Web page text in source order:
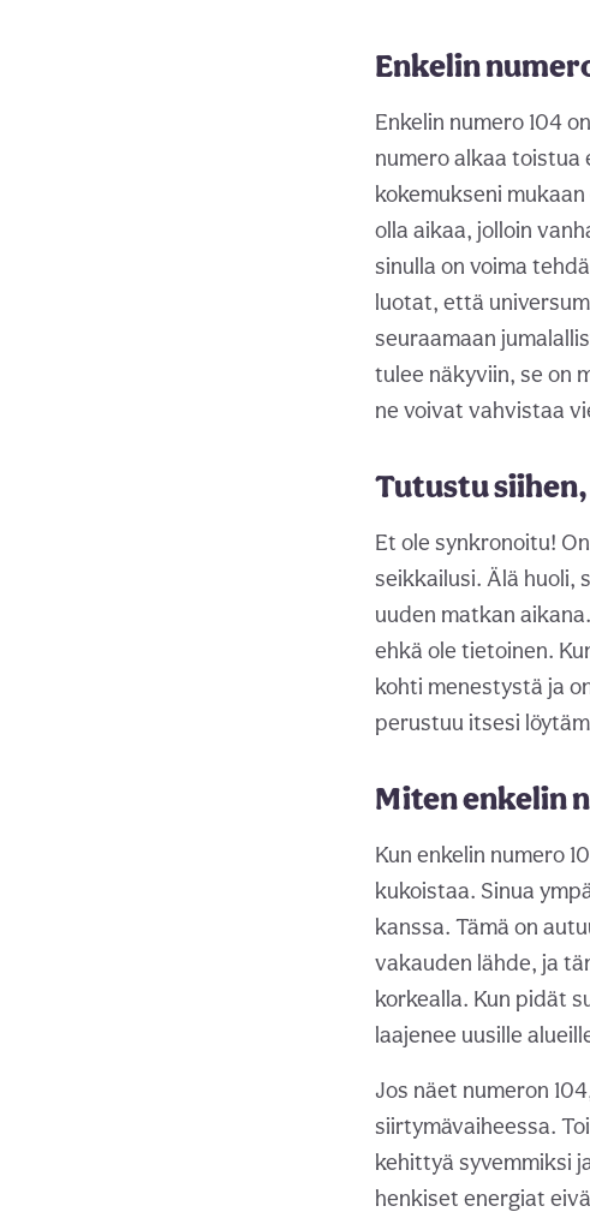
Enkelin
Enkelin numero 104
numero alkaa toistua
kokemukseni
olla aikaa, jolloin
sinulla on voima
luotat, että
seuraamaan
tulee näkyviin, se on
ne voivat vahvistaa
Tutustu
Et ole synkronoitu!
seikkailusi. Älä huoli,
uuden matkan
ehkä ole tietoinen.
kohti menestystä ja
perustuu itsesi
Miten enkelin
Kun enkelin numero
kukoistaa. Sinua
kanssa. Tämä on
vakauden lähde, ja
korkealla. Kun pidät
laajenee uusille
Jos näet numeron
siirtymävaiheessa.
kehittyä syvemmiksi
henkiset energiat